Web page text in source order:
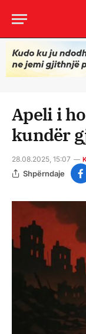
Apeli i
kundër
28.08.2025, 15:07
Shpërndaje